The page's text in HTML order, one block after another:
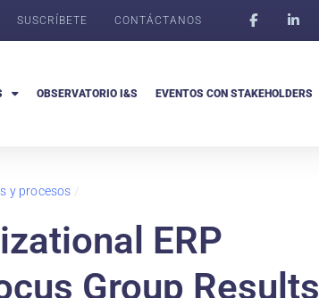
SUSCRÍBETE CONTÁCTANOS
OBSERVATORIO I&S EVENTOS CON STAKEHOLDERS
y procesos /
ERP
Group Results